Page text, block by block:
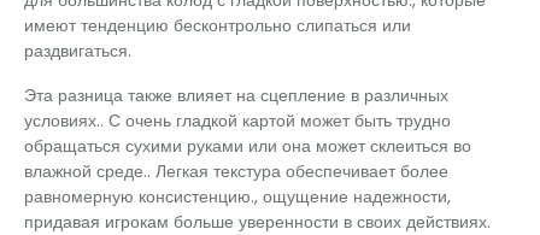
имеют тенденцию бесконтрольно слипаться или
раздвигаться.
Эта разница также влияет на сцепление в различных
условиях.. С очень гладкой картой может быть трудно
обращаться сухими руками или она может склеиться во
влажной среде.. Легкая текстура обеспечивает более
равномерную консистенцию., ощущение надежности,
придавая игрокам больше уверенности в своих действиях.